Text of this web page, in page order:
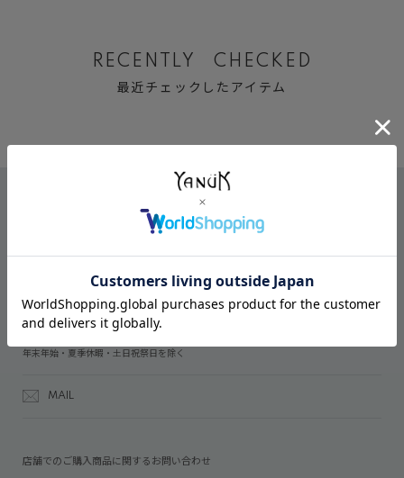
RECENTLY CHECKED
最近チェックしたアイテム
03-6809-2611
年末年始・夏季休暇・土日祝祭日を除く
MAIL
店舗でのご購入商品に関するお問い合わせ